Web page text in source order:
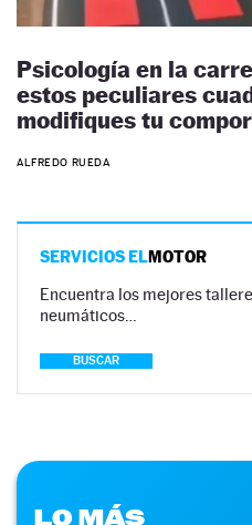
Psicología en la
estos peculiares
modifiques tu
ALFREDO RUEDA
SERVICIOS ELMOTOR
Encuentra los mejores
neumáticos…
BUSCAR
LO MÁS